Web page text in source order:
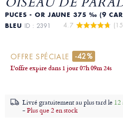
PUCES - OR JAUNE 375 ‰ (9
BLEU ID : 2391 4.7
OFFRE SPÉCIALE
-42%
L'offre expire dans 1 jour07h09m22s
Livré gratuitement au plus tard le 12
-Plus que 2 en stock